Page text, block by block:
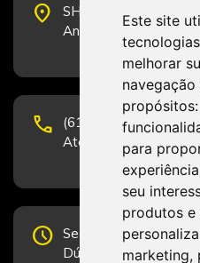
Este site
melhorar
propósitos:
para
seu
produtos e
marketing,
place
SHS Quadra 6, Bloco
Andar, Sala 2001 -
phone
(61) 3223-1652 e
Atendimento por
schedule Segunda-feira a
Dúvidas e sugestões